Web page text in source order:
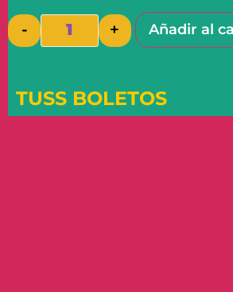
- + Añadir al
TUSS BOLETOS